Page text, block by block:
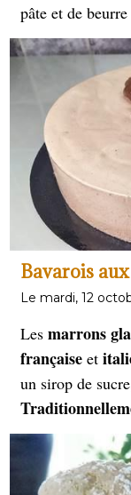
pâte et de
nouveau, créant
est répété
composée de
feuilletées
.
dans sa
plaisir. Vous
Bavarois
Le mardi, 12
Les marrons
française et
un sirop de
consommés en
mais ils
La préparation